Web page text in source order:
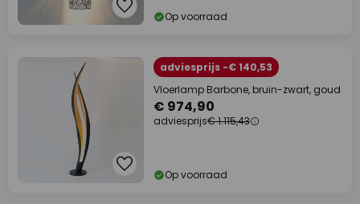
Op voorraad
adviesprijs -€ 140,53
Vloerlamp Barbone, bruin-zwart, goud
€ 974,90
adviesprijs€ 1.115,43
Op voorraad